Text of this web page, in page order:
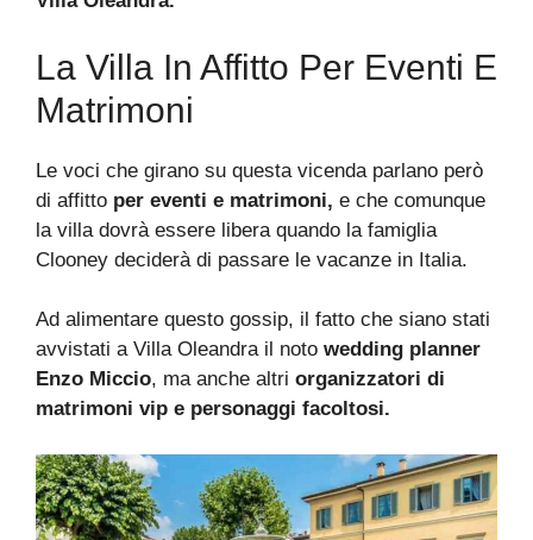
La Villa In Affitto Per Eventi E
Matrimoni
Le voci che girano su questa vicenda parlano però
di affitto per eventi e matrimoni, e che comunque
la villa dovrà essere libera quando la famiglia
Clooney deciderà di passare le vacanze in Italia.
Ad alimentare questo gossip, il fatto che siano stati
avvistati a Villa Oleandra il noto wedding planner
Enzo Miccio, ma anche altri organizzatori di
matrimoni vip e personaggi facoltosi.